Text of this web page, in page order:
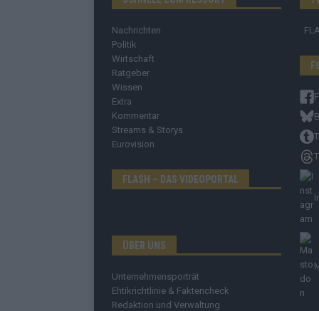
Nachrichten
Politik
Wirtschaft
Ratgeber
Wissen
Extra
Kommentar
Streams & Storys
Eurovision
FLASH – DAS VIDEOPORTAL
ÜBER UNS
Unternehmensporträt
Ehtikrichtlinie & Faktencheck
Redaktion und Verwaltung